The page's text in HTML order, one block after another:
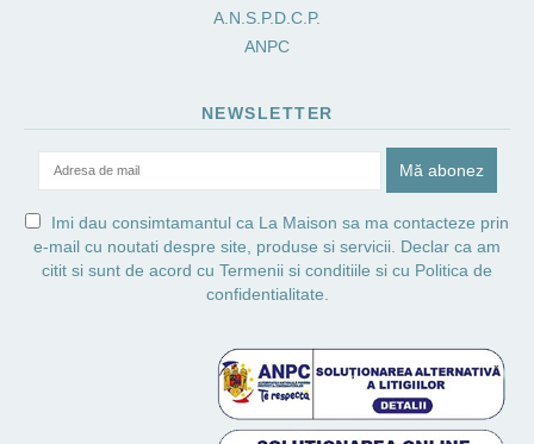
A.N.S.P.D.C.P.
ANPC
NEWSLETTER
Imi dau consimtamantul ca La Maison sa ma contacteze prin
e-mail cu noutati despre site, produse si servicii. Declar ca am
citit si sunt de acord cu Termenii si conditiile si cu Politica de
confidentialitate.